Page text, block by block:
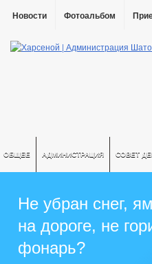
Новости Фотоальбом
ОБЩЕЕ АДМИНИСТРАЦИЯ СОВЕТ
Не убран снег,
на дороге, не
фонарь?